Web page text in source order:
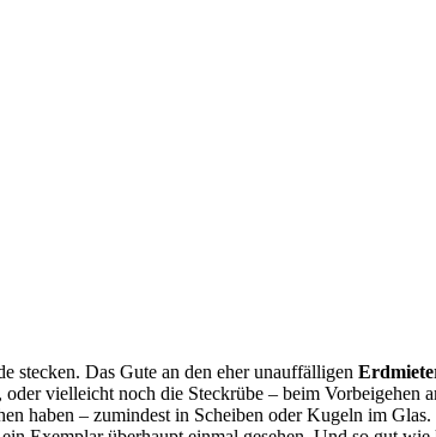
stecken. Das Gute an den eher unauffälligen
vielleicht noch die Steckrübe – beim Vorbeigehen
haben – zumindest in Scheiben oder Kugeln im Glas.